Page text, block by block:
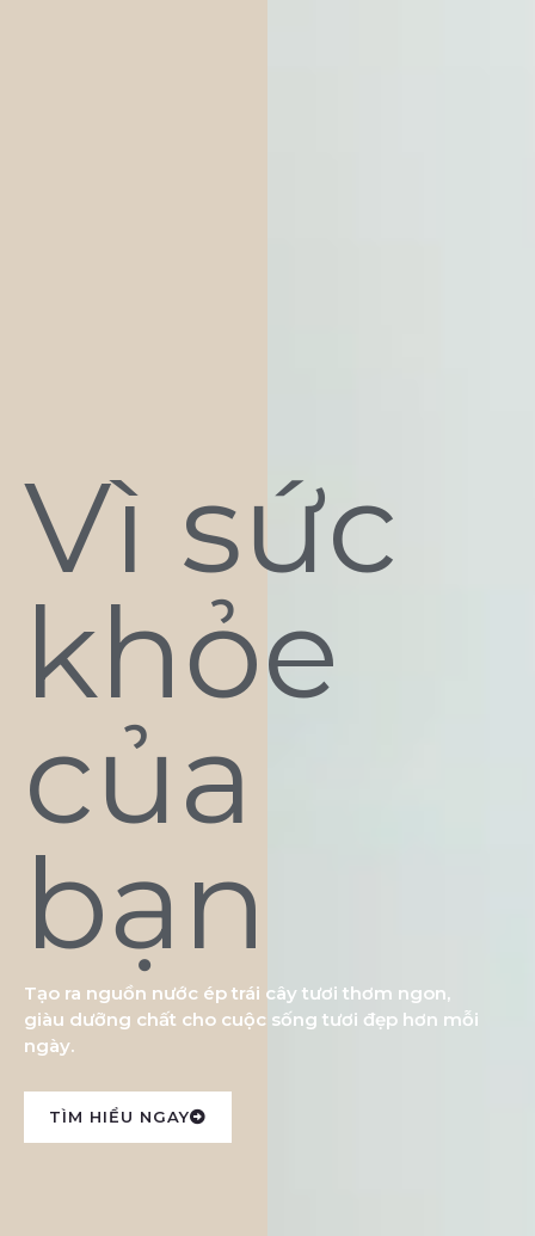
Vì sức
khỏe
của
bạn
Tạo ra nguồn nước ép trái cây tươi thơm ngon,
giàu dưỡng chất cho cuộc sống tươi đẹp hơn mỗi
ngày.
TÌM HIỂU NGAY